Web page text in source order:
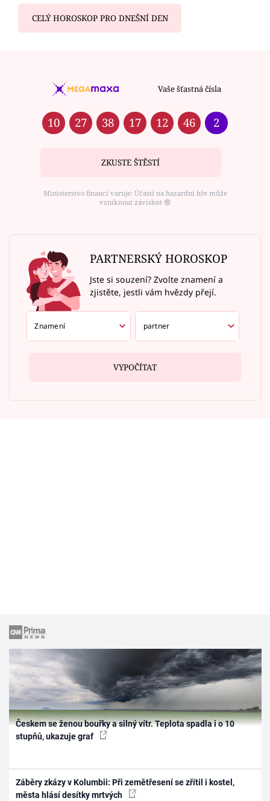
CELÝ HOROSKOP PRO DNEŠNÍ DEN
Vaše šťastná čísla
10 27 38 17 12 46 2
ZKUSTE ŠTĚSTÍ
Ministerstvo financí varuje: Účastí na hazardní hře může
vzniknout závislost ⑱
PARTNERSKÝ HOROSKOP
Jste si souzení? Zvolte znamení a
zjistěte, jestli vám hvězdy přejí.
VYPOČÍTAT
Českem se ženou bouřky a silný vítr. Teplota spadla i o 10
stupňů, ukazuje graf
Záběry zkázy v Kolumbii: Při zemětřesení se zřítil i kostel,
města hlásí desítky mrtvých